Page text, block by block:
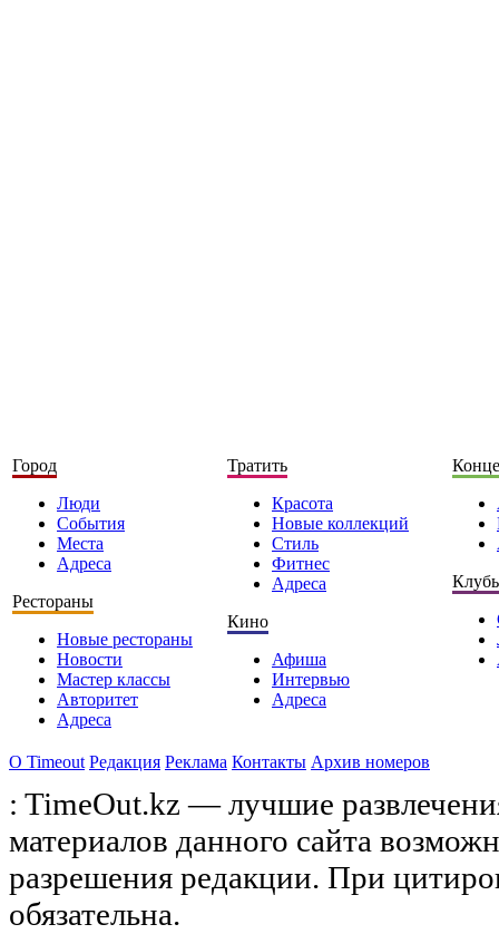
Город
Люди
События
Места
Адреса
Рестораны
Новые рестораны
Новости
Мастер классы
Авторитет
Адреса
Тратить
Красота
Новые коллекций
Стиль
Фитнес
Адреса
Кино
Афиша
Интервью
Адреса
О Timeоut Редакция Реклама Контакты Архив номеров
: TimeOut.kz — лучшие
материалов данного сайта
разрешения редакции. При
обязательна.